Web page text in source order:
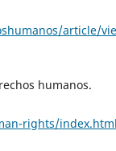
article/
humanos.
rights/index.html